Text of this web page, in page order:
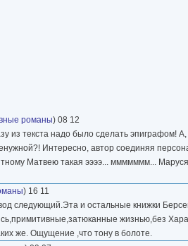
романы) 08 12
из текста надо было сделать эпиграфом!
Интересно, автор соединяя
Матвею такая ээээ... ммммммм...
) 16 11
следующий.Эта и остальные книжки
жизнью,без
же. Ощущение ,что тону в болоте.